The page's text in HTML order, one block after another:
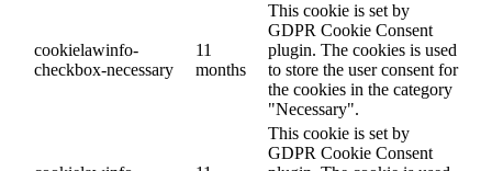
cookielawinfo-
checkbox-necessary
11
months
This cookie is set by
GDPR Cookie Consent
plugin. The cookies is used
to store the user consent for
the cookies in the category
"Necessary".
This cookie is set by
GDPR Cookie Consent